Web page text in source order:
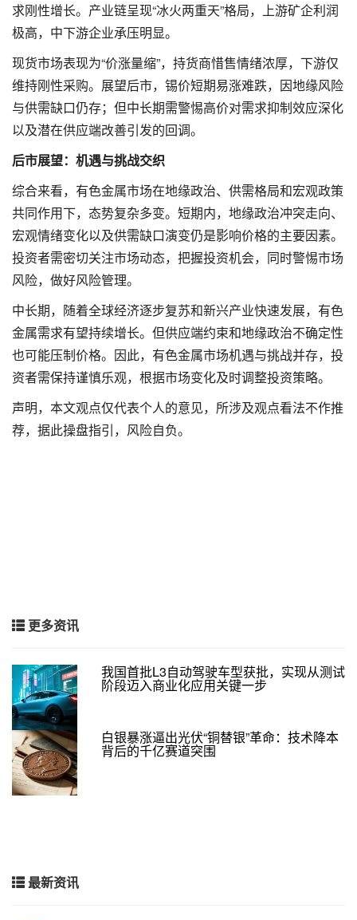
求刚性增长。产业链呈现“冰火两重天”格局，上游矿企利润
极高，中下游企业承压明显。
现货市场表现为“价涨量缩”，持货商惜售情绪浓厚，下游仅
维持刚性采购。展望后市，锡价短期易涨难跌，因地缘风险
与供需缺口仍存；但中长期需警惕高价对需求抑制效应深化
以及潜在供应端改善引发的回调。
后市展望：机遇与挑战交织
综合来看，有色金属市场在地缘政治、供需格局和宏观政策
共同作用下，态势复杂多变。短期内，地缘政治冲突走向、
宏观情绪变化以及供需缺口演变仍是影响价格的主要因素。
投资者需密切关注市场动态，把握投资机会，同时警惕市场
风险，做好风险管理。
中长期，随着全球经济逐步复苏和新兴产业快速发展，有色
金属需求有望持续增长。但供应端约束和地缘政治不确定性
也可能压制价格。因此，有色金属市场机遇与挑战并存，投
资者需保持谨慎乐观，根据市场变化及时调整投资策略。
声明，本文观点仅代表个人的意见，所涉及观点看法不作推
荐，据此操盘指引，风险自负。
更多资讯
我国首批L3自动驾驶车型获批，实现从测试
阶段迈入商业化应用关键一步
白银暴涨逼出光伏“铜替银”革命：技术降本
背后的千亿赛道突围​
最新资讯